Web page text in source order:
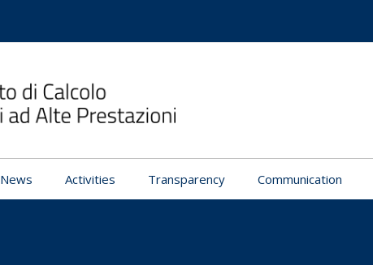
News Activities Transparency Communication